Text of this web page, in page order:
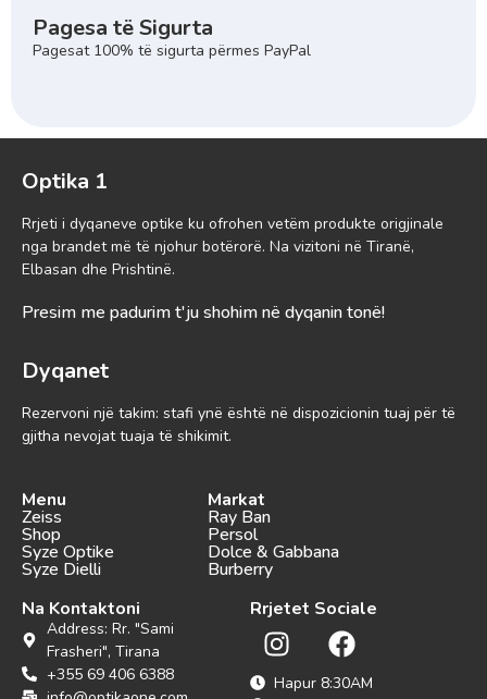
Pagesa të Sigurta
Pagesat 100% të sigurta përmes PayPal
Optika 1
Rrjeti i dyqaneve optike ku ofrohen vetëm produkte origjinale
nga brandet më të njohur botërorë. Na vizitoni në Tiranë,
Elbasan dhe Prishtinë.
Presim me padurim t'ju shohim në dyqanin tonë!
Dyqanet
Rezervoni një takim: stafi ynë është në dispozicionin tuaj për të
gjitha nevojat tuaja të shikimit.
Menu
Zeiss
Shop
Syze Optike
Syze Dielli
Markat
Ray Ban
Persol
Dolce & Gabbana
Burberry
Na Kontaktoni
Address: Rr. "Sami
Frasheri", Tirana
+355 69 406 6388
Rrjetet Sociale
Hapur 8:30AM